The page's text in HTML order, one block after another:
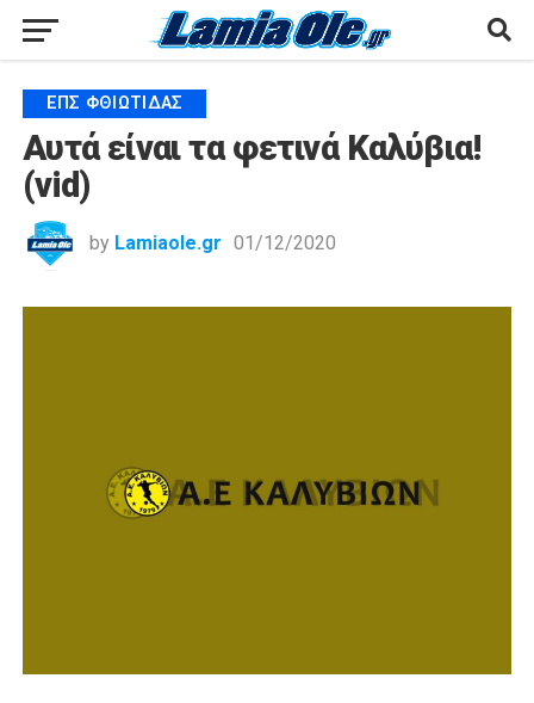
ΕΠΣ ΦΘΙΏΤΙΔΑΣ
Αυτά είναι τα φετινά Καλύβια!
(vid)
by Lamiaole.gr 01/12/2020